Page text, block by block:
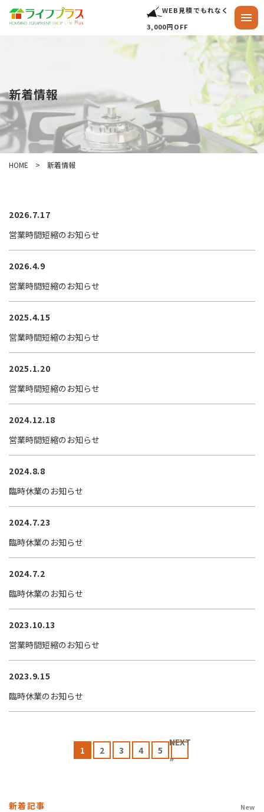
WEB見積でもれなく
3,000円OFF
新着情報
HOME 新着情報
2026.7.17
営業時間短縮のお知らせ
2026.4.9
営業時間短縮のお知らせ
2025.4.15
営業時間短縮のお知らせ
2025.1.20
営業時間短縮のお知らせ
2024.12.18
営業時間短縮のお知らせ
2024.8.8
臨時休業のお知らせ
2024.7.23
臨時休業のお知らせ
2024.7.2
臨時休業のお知らせ
2023.10.13
営業時間短縮のお知らせ
2023.9.15
臨時休業のお知らせ
1 2 3 4 5
NEXT
»
新着記事 New